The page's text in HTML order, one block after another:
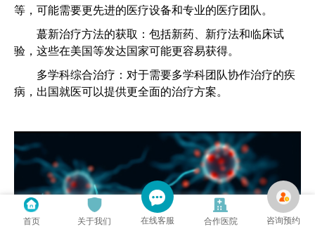
等，可能需要更先进的医疗设备和专业的医疗团队。
蕞新治疗方法的获取：包括新药、新疗法和临床试
验，这些在美国等发达国家可能更容易获得。
多学科综合治疗：对于需要多学科团队协作治疗的疾
病，出国就医可以提供更全面的治疗方案。
首页 关于我们 在线客服 合作医院 咨询预约